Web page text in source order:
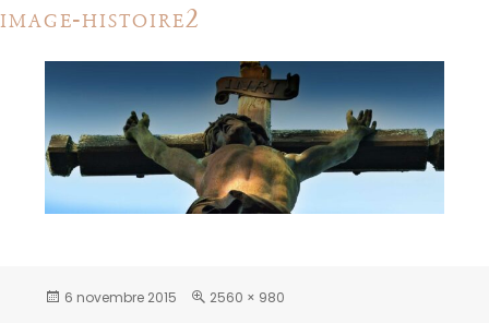
image-histoire2
6 novembre 2015 2560 × 980